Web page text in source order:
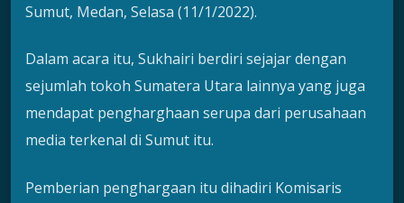
Sumut, Medan, Selasa (11/1/2022).
Dalam acara itu, Sukhairi berdiri sejajar dengan
sejumlah tokoh Sumatera Utara lainnya yang juga
mendapat pengharghaan serupa dari perusahaan
media terkenal di Sumut itu.
Pemberian penghargaan itu dihadiri Komisaris